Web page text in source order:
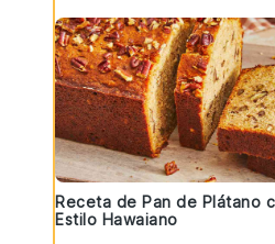
Receta de Pan de Plátano
Estilo Hawaiano